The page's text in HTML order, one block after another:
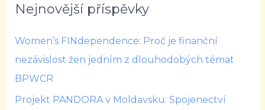
Nejnovější příspěvky
Women’s FINdependence: Proč je finanční
nezávislost žen jedním z dlouhodobých témat
BPWCR
Projekt PANDORA v Moldavsku: Spojenectví